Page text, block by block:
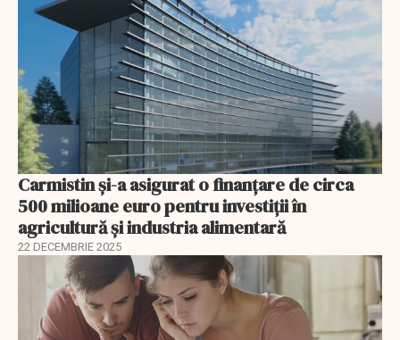
Carmistin și-a asigurat o finanțare de circa
500 milioane euro pentru investiții în
agricultură și industria alimentară
22 DECEMBRIE 2025